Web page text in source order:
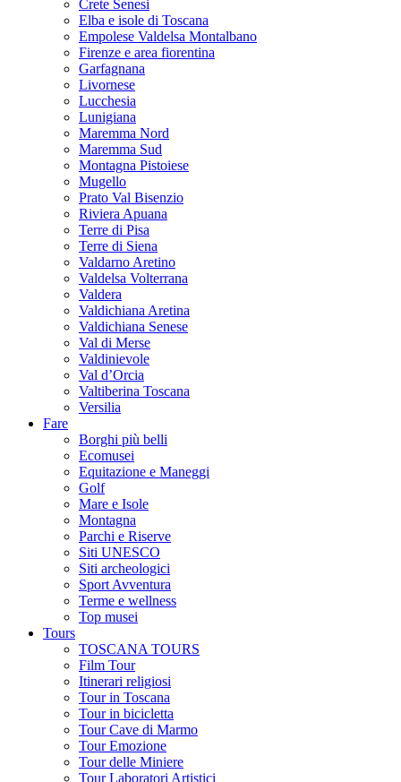
Crete Senesi
Elba e isole di Toscana
Empolese Valdelsa Montalbano
Firenze e area fiorentina
Garfagnana
Livornese
Lucchesia
Lunigiana
Maremma Nord
Maremma Sud
Montagna Pistoiese
Mugello
Prato Val Bisenzio
Riviera Apuana
Terre di Pisa
Terre di Siena
Valdarno Aretino
Valdelsa Volterrana
Valdera
Valdichiana Aretina
Valdichiana Senese
Val di Merse
Valdinievole
Val d’Orcia
Valtiberina Toscana
Versilia
Fare
Borghi più belli
Ecomusei
Equitazione e Maneggi
Golf
Mare e Isole
Montagna
Parchi e Riserve
Siti UNESCO
Siti archeologici
Sport Avventura
Terme e wellness
Top musei
Tours
TOSCANA TOURS
Film Tour
Itinerari religiosi
Tour in Toscana
Tour in bicicletta
Tour Cave di Marmo
Tour Emozione
Tour delle Miniere
Tour Laboratori Artistici